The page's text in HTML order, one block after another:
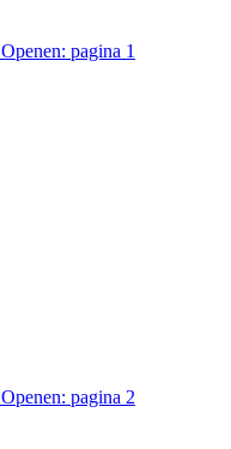
Openen: pagina 1
Openen: pagina 2